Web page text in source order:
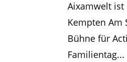
Aixamwelt ist
Kempten Am
Bühne für
Familientag...